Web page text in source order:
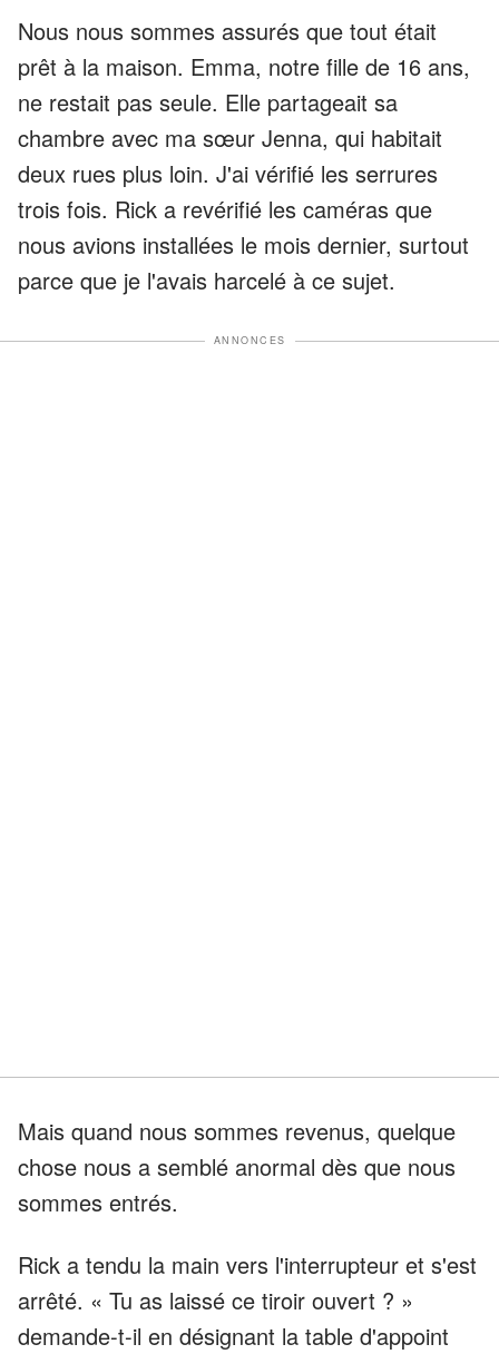
Nous nous sommes assurés que tout était
prêt à la maison. Emma, notre fille de 16 ans,
ne restait pas seule. Elle partageait sa
chambre avec ma sœur Jenna, qui habitait
deux rues plus loin. J'ai vérifié les serrures
trois fois. Rick a revérifié les caméras que
nous avions installées le mois dernier, surtout
parce que je l'avais harcelé à ce sujet.
ANNONCES
Mais quand nous sommes revenus, quelque
chose nous a semblé anormal dès que nous
sommes entrés.
Rick a tendu la main vers l'interrupteur et s'est
arrêté. « Tu as laissé ce tiroir ouvert ? »
demande-t-il en désignant la table d'appoint